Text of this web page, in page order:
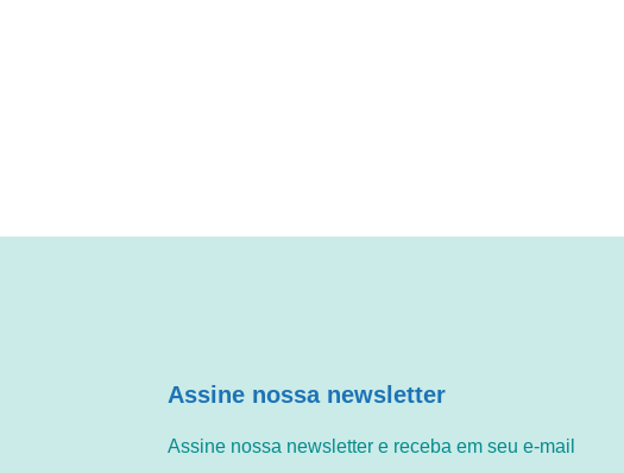
Assine nossa newsletter
Assine nossa newsletter e receba em seu e-mail